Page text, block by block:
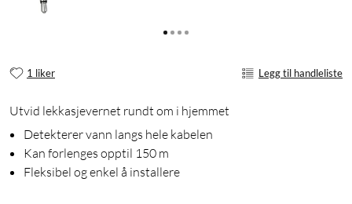
1 liker Legg til handleliste
Utvid lekkasjevernet rundt om i hjemmet
Detekterer vann langs hele kabelen
Kan forlenges opptil 150 m
Fleksibel og enkel å installere